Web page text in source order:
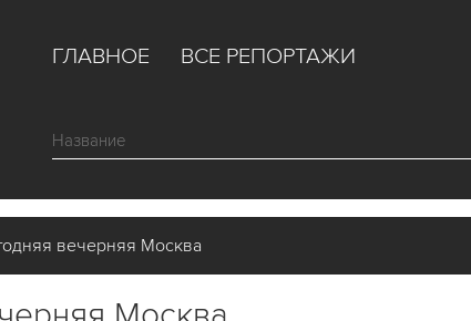
ГЛАВНОЕ ВСЕ РЕПОРТАЖИ
вечерняя Москва